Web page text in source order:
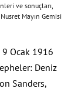
ve sonuçları,
Nusret Mayın Gemisi
9 Ocak 1916
Deniz
Sanders,